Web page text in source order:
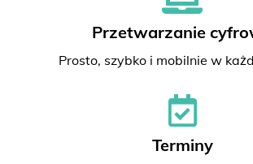
Przetwarzanie
Prosto, szybko i mobilnie w
Terminy